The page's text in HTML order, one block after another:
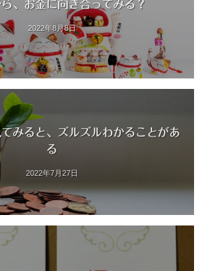
、お金に向き合ってみる？
2022年8月8日
みると、ズルズルわかることがあ
る
2022年7月27日